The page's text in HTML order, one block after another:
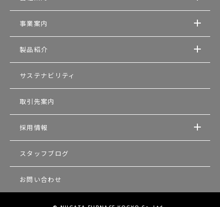
事業案内
製品紹介
サステナビリティ
取引先案内
採用情報
スタッフブログ
お問い合わせ